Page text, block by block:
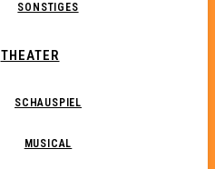
SONSTIGES
THEATER
SCHAUSPIEL
MUSICAL